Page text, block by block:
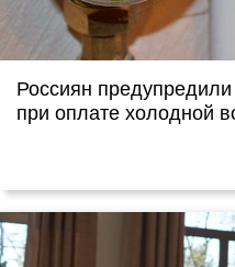
Россиян
при оплате холодной